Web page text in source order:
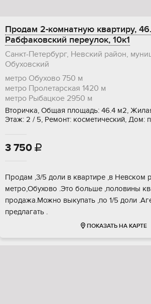
Продам 2-комнатную квартиру,
Рабфаковский переулок, 10к1
Санкт-Петербург, Невский район,
Обуховский
метро Обухово 750 м
метро Пролетарская 1420 м
метро Рыбацкое 2950 м
Вторичка, Общая площадь: 46.4 м2,
Этаж: 2 / 5, Ремонт: косметический, Дом:
3 750 
Продам ,3/5 доли в квартире ,в Невском
метро,Обухово .Это больше ,половины
продажа.Можно выкупать ,по 1/5 доли
предлагать .
ПОКАЗАТЬ НА КАРТЕ